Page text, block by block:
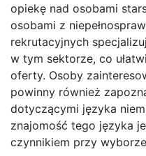
opiekę nad osobami
osobami z
rekrutacyjnych
w tym sektorze, co
oferty. Osoby
powinny również
dotyczącymi języka
znajomość tego języka
czynnikiem przy